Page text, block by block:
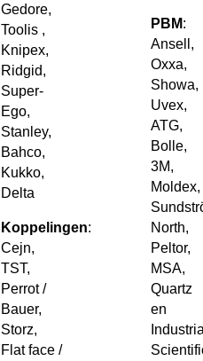
Gedore,
Toolis ,
Knipex,
Ridgid,
Super-
Ego,
Stanley,
Bahco,
Kukko,
Delta
Koppelingen:
Cejn,
TST,
Perrot /
Bauer,
Storz,
Flat face /
PBM:
Ansell,
Oxxa,
Showa,
Uvex,
ATG,
Bolle,
3M,
Moldex,
North,
Peltor,
MSA,
Quartz
en